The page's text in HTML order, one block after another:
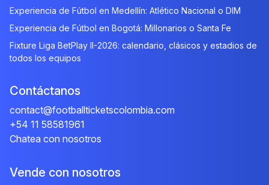
Experiencia de Fútbol en Medellín: Atlético Nacional o DIM
Experiencia de Fútbol en Bogotá: Millonarios o Santa Fe
Fixture Liga BetPlay II-2026: calendario, clásicos y estadios de
todos los equipos
Contáctanos
contact@footballticketscolombia.com
+54 11 58581961
Chatea con nosotros
Vende con nosotros